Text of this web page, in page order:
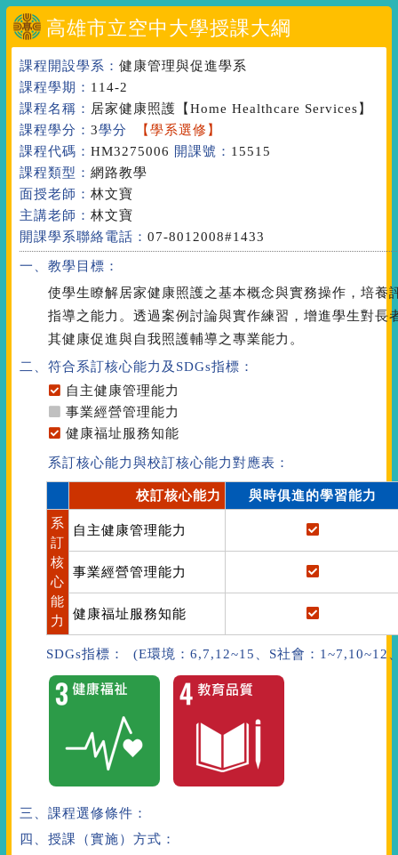
高雄市立空中大學授課大綱
課程開設學系： 健康管理與促進學系
課程學期： 114-2
課程名稱： 居家健康照護 【Home Healthcare Services】
課程學分： 3學分
【學系選修】
課程代碼： HM3275006 開課號： 15515
課程類型： 網路教學
面授老師： 林文寶
主講老師： 林文寶
開課學系聯絡電話： 07-8012008#1433
一、教學目標：
使學生瞭解居家健康照護之基本概念與實務操作，培養
指導之能力。透過案例討論與實作練習，增進學生對長
其健康促進與自我照護輔導之專業能力。
二、符合系訂核心能力 及SDGs指標 ：
自主健康管理能力
事業經營管理能力
健康福址服務知能
系訂核心能力與校訂核心能力對應表：
校訂核心能力
與時俱進的學習能力
系
訂
核
心
能
力
自主健康管理能力
事業經營管理能力
健康福址服務知能
SDGs指標： (E環境：6,7,12~15、S社會：
三、課程選修條件：
四、授課（實施）方式：